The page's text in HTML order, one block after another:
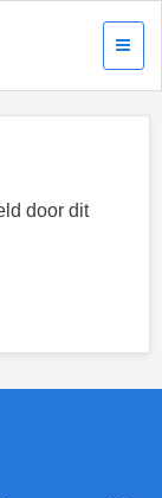
door dit